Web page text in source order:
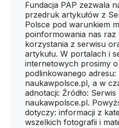
Fundacja PAP zezwala
przedruk artykułów z
Polsce pod warunkiem
poinformowania nas raz
korzystania z serwisu
artykułu. W portalach i
internetowych prosimy o
podlinkowanego adresu:
naukawpolsce.pl, a w
adnotacji: Źródło:
naukawpolsce.pl.
dotyczy: informacji z
wszelkich fotografii i